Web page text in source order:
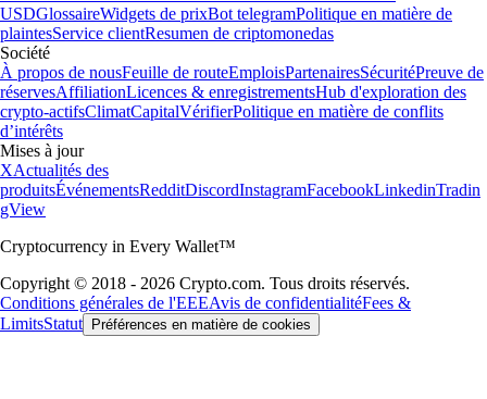
USDGlossaireWidgets de prixBot telegramPolitique en matière de
plaintesService clientResumen de criptomonedas
Société
À propos de nousFeuille de routeEmploisPartenairesSécuritéPreuve de
réservesAffiliationLicences & enregistrementsHub d'exploration des
crypto-actifsClimatCapitalVérifierPolitique en matière de conflits
d’intérêts
Mises à jour
XActualités des
produitsÉvénementsRedditDiscordInstagramFacebookLinkedinTradin
gView
Cryptocurrency in Every Wallet™
Copyright © 2018 - 2026 Crypto.com. Tous droits réservés.
Conditions générales de l'EEEAvis de confidentialitéFees &
LimitsStatut Préférences en matière de cookies